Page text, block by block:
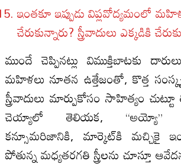
ఇంతకూ ఇప్పుడు విప్లవోద్యమంలో
చేరుకున్నారు? స్త్రీవాదులు ఎక్కడికి
ముందే చెప్పినట్లు విముక్తిబాటకు
మహిళలు నూతన ఉత్తేజంతో, కొత్త
స్త్రీవాదులు మార్పుకోసం సాహిత్యం
చెయ్యాలో తెలియక, “అయ్యో”
కన్సూమరిజానికి, మార్కెట్‌కి మచ్చికై
పోతున్న మధ్యతరగతి స్త్రీలను చూస్తూ